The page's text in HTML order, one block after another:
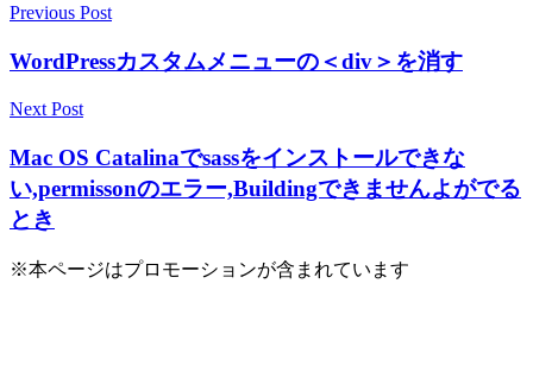
投
稿
ナ
ゲ
ー
ョ
Previous Post
WordPressカスタムメニューの＜div＞を消す
Next Post
Mac OS Catalinaでsassをインストールできな
い,permissonのエラー,Buildingできませんよがでる
とき
※本ページはプロモーションが含まれています